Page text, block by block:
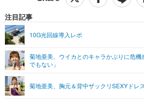
ショッピング
エンタメTOP
グラビア
ショッピング
ライフTOP
その他
リリース一覧
プッシュ通知の停止方法
注目記事
10G光回線導入レポ
菊地亜美、ウイカとのキャラかぶりに危
でもない」
菊地亜美、胸元＆背中ザックリSEXYドレ